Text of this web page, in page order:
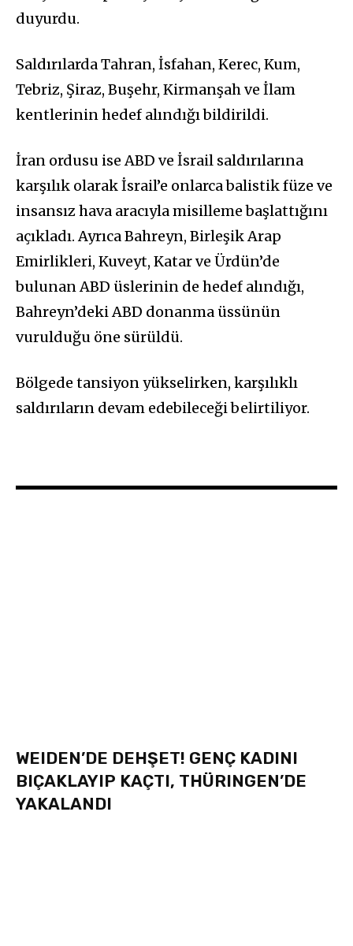
duyurdu.
Saldırılarda Tahran, İsfahan, Kerec, Kum,
Tebriz, Şiraz, Buşehr, Kirmanşah ve İlam
kentlerinin hedef alındığı bildirildi.
İran ordusu ise ABD ve İsrail saldırılarına
karşılık olarak İsrail’e onlarca balistik füze ve
insansız hava aracıyla misilleme başlattığını
açıkladı. Ayrıca Bahreyn, Birleşik Arap
Emirlikleri, Kuveyt, Katar ve Ürdün’de
bulunan ABD üslerinin de hedef alındığı,
Bahreyn’deki ABD donanma üssünün
vurulduğu öne sürüldü.
Bölgede tansiyon yükselirken, karşılıklı
saldırıların devam edebileceği belirtiliyor.
WEIDEN’DE DEHŞET! GENÇ KADINI
BIÇAKLAYIP KAÇTI, THÜRINGEN’DE
YAKALANDI